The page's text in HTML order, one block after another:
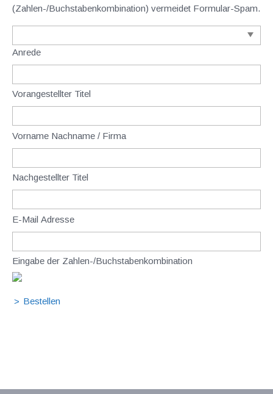
(Zahlen-/Buchstabenkombination) vermeidet Formular-Spam.
Anrede
Vorangestellter Titel
Vorname Nachname / Firma
Nachgestellter Titel
E-Mail Adresse
Eingabe der Zahlen-/Buchstabenkombination